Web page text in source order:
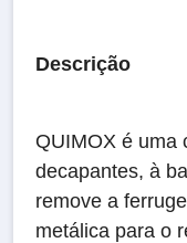
Descrição
QUIMOX é uma
decapantes, à
remove a
metálica para o